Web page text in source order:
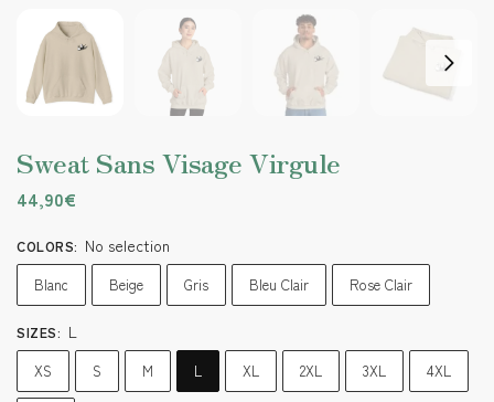
Sweat Sans Visage Virgule
44,90€
COLORS: No selection
Blanc Beige Gris Bleu Clair Rose Clair
SIZES: L
XS S M L XL 2XL 3XL 4XL